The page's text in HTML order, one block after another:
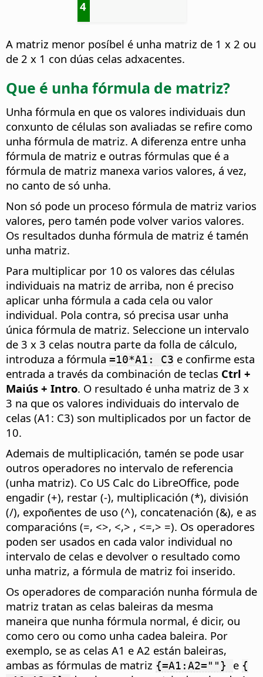
4
A matriz menor posíbel é unha matriz de 1 x 2 ou
de 2 x 1 con dúas celas adxacentes.
Que é unha fórmula de matriz?
Unha fórmula en que os valores individuais dun
conxunto de células son avaliadas se refire como
unha fórmula de matriz. A diferenza entre unha
fórmula de matriz e outras fórmulas que é a
fórmula de matriz manexa varios valores, á vez,
no canto de só unha.
Non só pode un proceso fórmula de matriz varios
valores, pero tamén pode volver varios valores.
Os resultados dunha fórmula de matriz é tamén
unha matriz.
Para multiplicar por 10 os valores das células
individuais na matriz de arriba, non é preciso
aplicar unha fórmula a cada cela ou valor
individual. Pola contra, só precisa usar unha
única fórmula de matriz. Seleccione un intervalo
de 3 x 3 celas noutra parte da folla de cálculo,
introduza a fórmula =10*A1: C3 e confirme esta
entrada a través da combinación de teclas Ctrl +
Maiús + Intro. O resultado é unha matriz de 3 x
3 na que os valores individuais do intervalo de
celas (A1: C3) son multiplicados por un factor de
10.
Ademais de multiplicación, tamén se pode usar
outros operadores no intervalo de referencia
(unha matriz). Co US Calc do LibreOffice, pode
engadir (+), restar (-), multiplicación (*), división
(/), expoñentes de uso (^), concatenación (&), e as
comparacións (=, <>, <,> , <=,> =). Os operadores
poden ser usados en cada valor individual no
intervalo de celas e devolver o resultado como
unha matriz, a fórmula de matriz foi inserido.
Os operadores de comparación nunha fórmula de
matriz tratan as celas baleiras da mesma
maneira que nunha fórmula normal, é dicir, ou
como cero ou como unha cadea baleira. Por
exemplo, se as celas A1 e A2 están baleiras,
ambas as fórmulas de matriz {=A1:A2=""} e {